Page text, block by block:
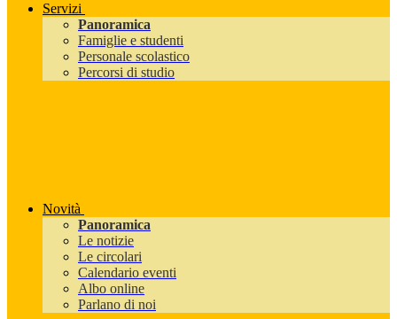
Servizi
Panoramica
Famiglie e studenti
Personale scolastico
Percorsi di studio
Novità
Panoramica
Le notizie
Le circolari
Calendario eventi
Albo online
Parlano di noi